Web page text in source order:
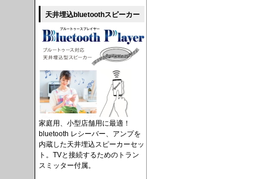
天井埋込bluetoothスピーカー
家庭用、小型店舗用に最適！
bluetooth レシーバー、アンプを
内蔵した天井埋込スピーカーセッ
ト。TVと接続するためのトラン
スミッター付属。